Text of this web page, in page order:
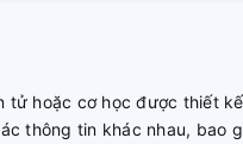
tử hoặc cơ học được thiết
thông tin khác nhau, bao